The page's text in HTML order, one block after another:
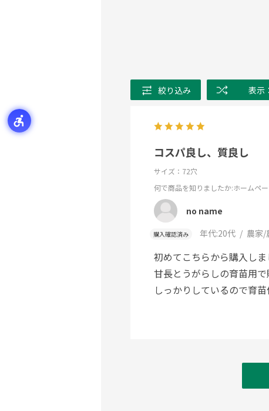
絞り込み 表示
コスパ良し、質良し
サイズ：72穴
何で商品を知りましたか:ホームペ
no name
購入確認済み 年代:20代 農家/
初めてこちらから購入しま
甘長とうがらしの育苗用で
しっかりしているので育